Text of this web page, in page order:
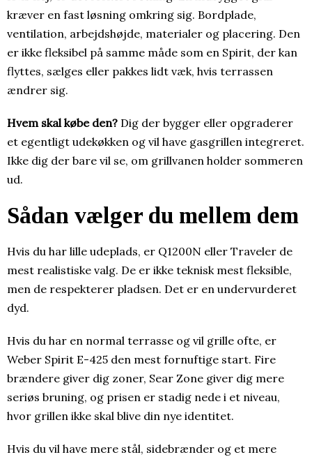
kræver en fast løsning omkring sig. Bordplade,
ventilation, arbejdshøjde, materialer og placering. Den
er ikke fleksibel på samme måde som en Spirit, der kan
flyttes, sælges eller pakkes lidt væk, hvis terrassen
ændrer sig.
Hvem skal købe den? Dig der bygger eller opgraderer
et egentligt udekøkken og vil have gasgrillen integreret.
Ikke dig der bare vil se, om grillvanen holder sommeren
ud.
Sådan vælger du mellem dem
Hvis du har lille udeplads, er Q1200N eller Traveler de
mest realistiske valg. De er ikke teknisk mest fleksible,
men de respekterer pladsen. Det er en undervurderet
dyd.
Hvis du har en normal terrasse og vil grille ofte, er
Weber Spirit E-425 den mest fornuftige start. Fire
brændere giver dig zoner, Sear Zone giver dig mere
seriøs bruning, og prisen er stadig nede i et niveau,
hvor grillen ikke skal blive din nye identitet.
Hvis du vil have mere stål, sidebrænder og et mere